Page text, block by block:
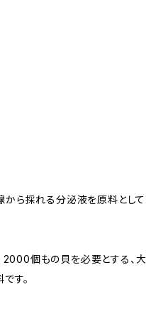
から採れる分泌液を原料として
個もの貝を必要とする、大
す。